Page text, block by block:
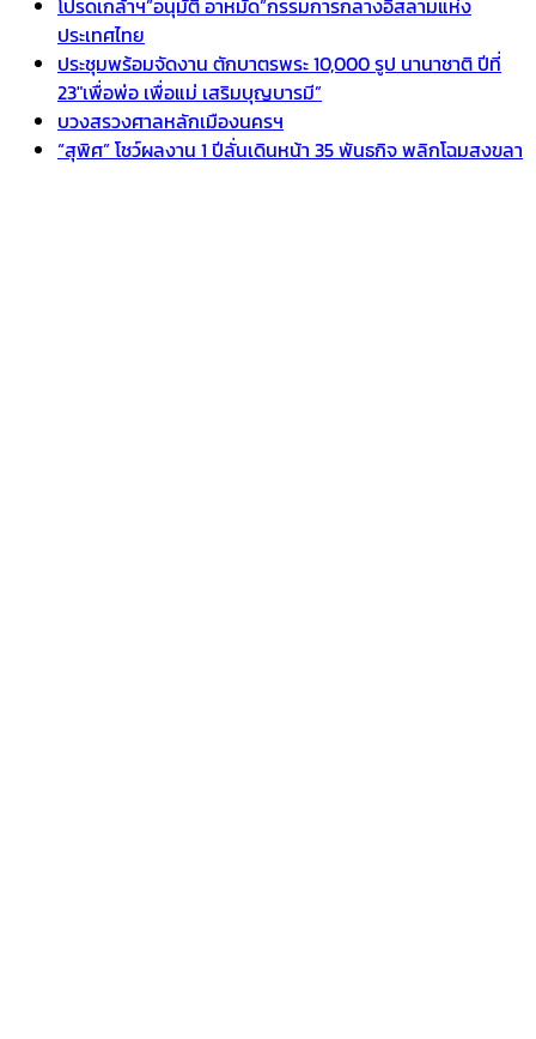
โปรดเกล้าฯ”อนุมัติ อาหมัด”กรรมการกลางอิสลามแห่ง
ประเทศไทย
ประชุมพร้อมจัดงาน ตักบาตรพระ 10,000 รูป นานาชาติ ปีที่
23″เพื่อพ่อ เพื่อแม่ เสริมบุญบารมี”
บวงสรวงศาลหลักเมืองนครฯ
“สุพิศ” โชว์ผลงาน 1 ปีลั่นเดินหน้า 35 พันธกิจ พลิกโฉมสงขลา